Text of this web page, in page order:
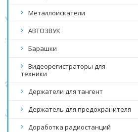
Металлоискатели
АВТОЗВУК
Барашки
Видеорегистраторы для
техники
Держатели для тангент
Держатель для предохранителя
Доработка радиостанций